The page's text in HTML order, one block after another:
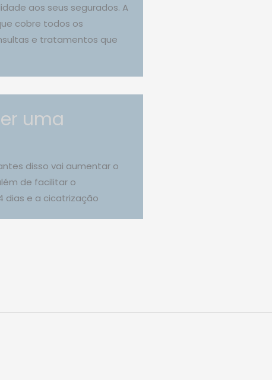
aos seus segurados. A
cobre todos os
e tratamentos que
uma
disso vai aumentar o
de facilitar o
dias e a cicatrização